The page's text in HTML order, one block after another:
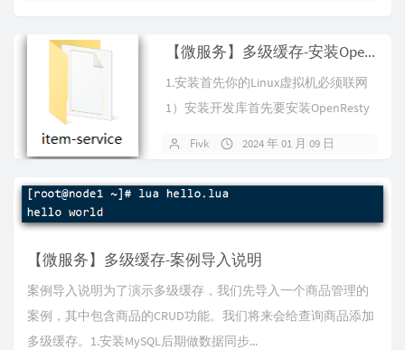
【微服务】多级缓存-安装OpenResty
1.安装首先你的Linux虚拟机必须联网
1）安装开发库首先要安装OpenResty
Fivk 2024 年 01 月 09 日
【微服务】多级缓存-案例导入说明
案例导入说明为了演示多级缓存，我们先导入一个商品管理的
案例，其中包含商品的CRUD功能。我们将来会给查询商品添加
多级缓存。1.安装MySQL后期做数据同步...